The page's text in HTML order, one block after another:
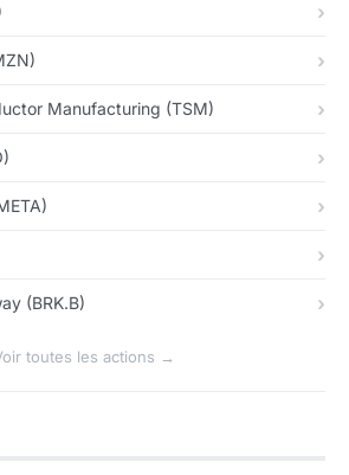
Manufacturing (TSM)
(BRK.B)
toutes les actions →